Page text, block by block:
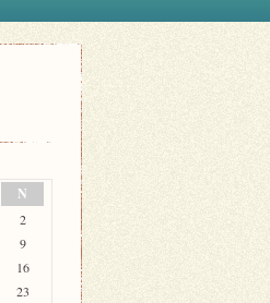
N
2
9
16
23